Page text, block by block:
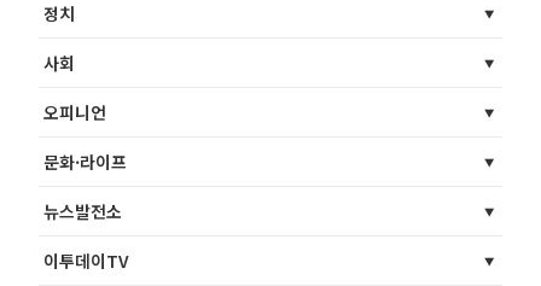
정치
사회
오피니언
문화·라이프
뉴스발전소
이투데이TV